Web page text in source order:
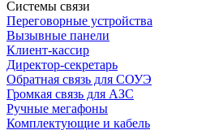
Системы связи
Переговорные устройства
Вызывные панели
Клиент-кассир
Директор-секретарь
Обратная связь для СОУЭ
Громкая связь для АЗС
Ручные мегафоны
Комплектующие и кабель